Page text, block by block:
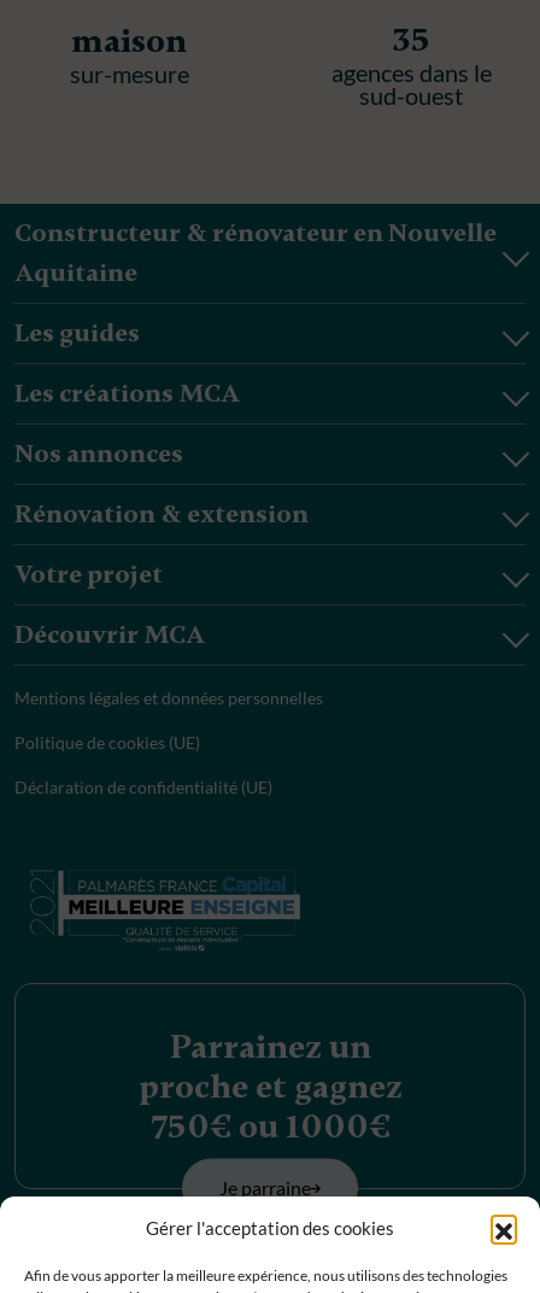
Gérer l'acceptation des cookies
Afin de vous apporter la meilleure expérience, nous utilisons des technologies
maison
sur-mesure
35
agences dans le
sud-ouest
Constructeur & rénovateur en Nouvelle
Aquitaine
Les guides
Les créations MCA
Nos annonces
Rénovation & extension
Votre projet
Découvrir MCA
Mentions légales et données personnelles
Politique de cookies (UE)
Déclaration de confidentialité (UE)
Parrainez un
proche et gagnez
750€ ou 1000€
Je parraine
Découvrez nos